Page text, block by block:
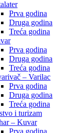
Prva godina
Druga godina
Treća godina
Prva godina
Druga godina
Treća godina
– Varilac
Prva godina
Druga godina
Treća godina
i turizam
– Kuvar
Prva godina